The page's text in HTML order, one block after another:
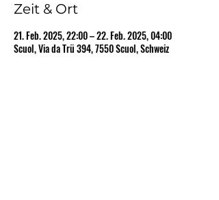
Zeit & Ort
21. Feb. 2025, 22:00 – 22. Feb. 2025, 04:00
Scuol, Via da Trü 394, 7550 Scuol, Schweiz